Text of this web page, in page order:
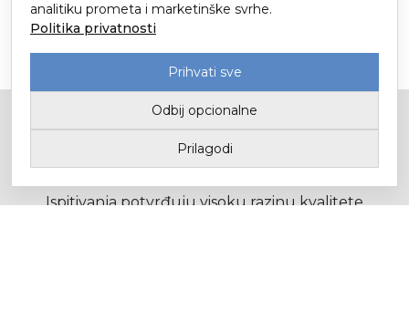
Sveučilište u Zagrebu – Tekstilno
tehnološki fakultet
Ispitivanja potvrđuju visoku razinu kvalitete
analitiku prometa i marketinške svrhe.
Politika privatnosti
Prihvati sve
Odbij opcionalne
Prilagodi